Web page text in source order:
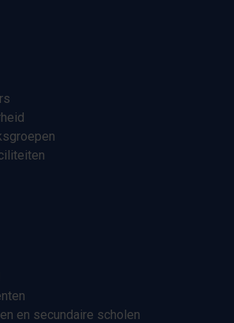
en secundaire scholen